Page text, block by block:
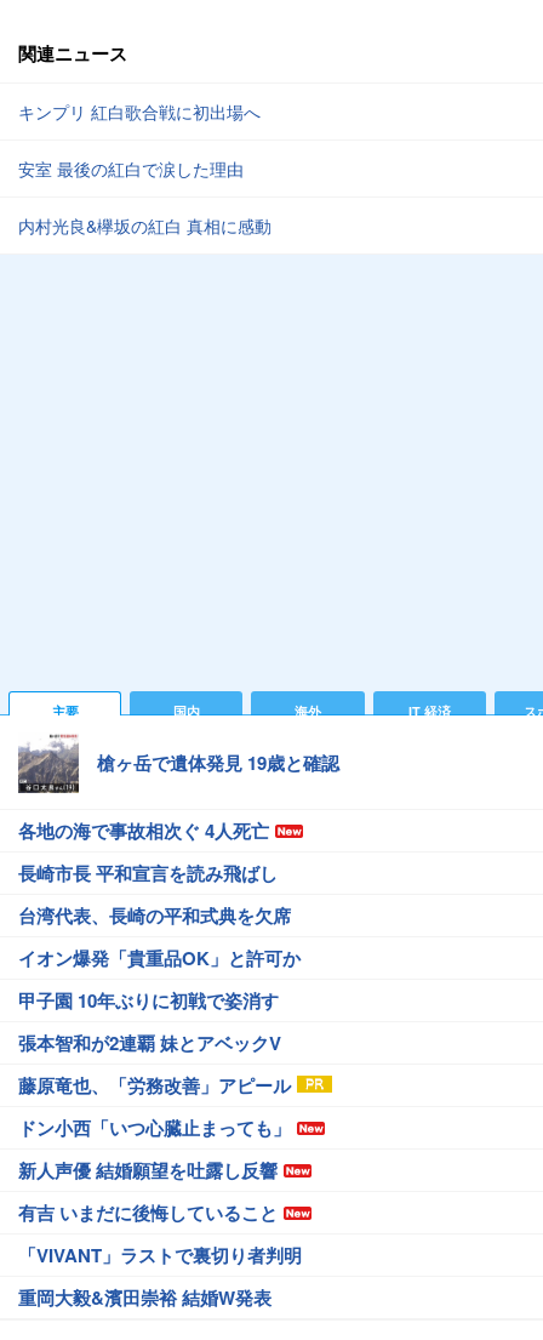
関連ニュース
キンプリ 紅白歌合戦に初出場へ
安室 最後の紅白で涙した理由
内村光良&欅坂の紅白 真相に感動
主要 国内 海外 IT 経済 ス
槍ヶ岳で遺体発見 19歳と確認
各地の海で事故相次ぐ 4人死亡
長崎市長 平和宣言を読み飛ばし
台湾代表、長崎の平和式典を欠席
イオン爆発「貴重品OK」と許可か
甲子園 10年ぶりに初戦で姿消す
張本智和が2連覇 妹とアベックV
藤原竜也、「労務改善」アピール
ドン小西「いつ心臓止まっても」
新人声優 結婚願望を吐露し反響
有吉 いまだに後悔していること
「VIVANT」ラストで裏切り者判明
重岡大毅&濱田崇裕 結婚W発表